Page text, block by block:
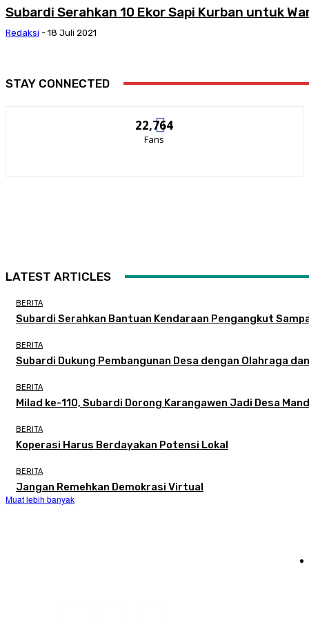
Subardi Serahkan 10 Ekor Sapi Kurban untuk
Redaksi - 18 Juli 2021
STAY CONNECTED
22,764
Fans
LATEST ARTICLES
BERITA
Subardi Serahkan Bantuan Kendaraan Pengangkut
BERITA
Subardi Dukung Pembangunan Desa dengan Olahraga
BERITA
Milad ke-110, Subardi Dorong Karangawen Jadi Desa
BERITA
Koperasi Harus Berdayakan Potensi Lokal
BERITA
Jangan Remehkan Demokrasi Virtual
Muat lebih banyak